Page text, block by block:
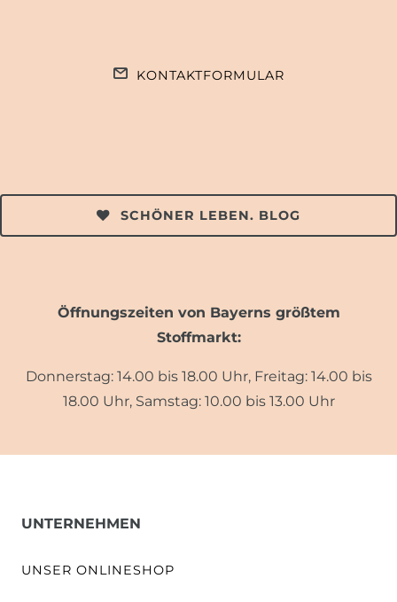
KONTAKTFORMULAR
SCHÖNER LEBEN. BLOG
Öffnungszeiten von Bayerns größtem
Stoffmarkt:
Donnerstag: 14.00 bis 18.00 Uhr, Freitag: 14.00 bis
18.00 Uhr, Samstag: 10.00 bis 13.00 Uhr
UNTERNEHMEN
UNSER ONLINESHOP